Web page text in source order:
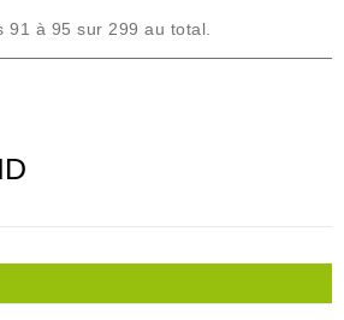
91 à 95 sur 299 au total.